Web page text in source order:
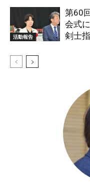
活動報告
第60
会式
剣士